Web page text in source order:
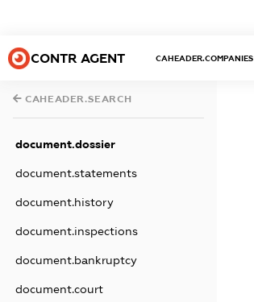
CONTR AGENT CAHEADER.COMPANIES
CAHEADER.SEARCH
document.dossier
document.statements
document.history
document.inspections
document.bankruptcy
document.court